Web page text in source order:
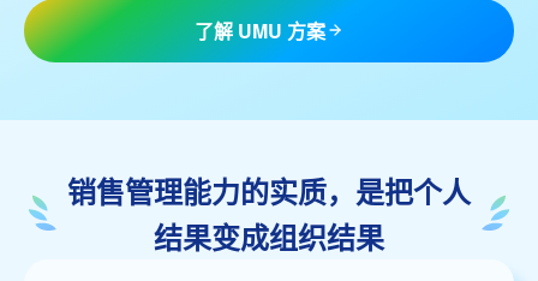
了解 UMU 方案
销售管理能力的实质，是把个人
结果变成组织结果